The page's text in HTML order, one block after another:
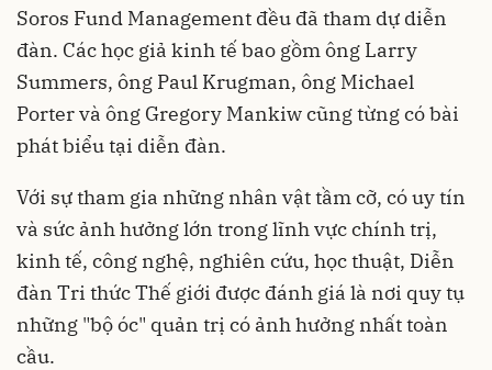
Soros Fund Management đều đã tham dự diễn
đàn. Các học giả kinh tế bao gồm ông Larry
Summers, ông Paul Krugman, ông Michael
Porter và ông Gregory Mankiw cũng từng có bài
phát biểu tại diễn đàn.
Với sự tham gia những nhân vật tầm cỡ, có uy tín
và sức ảnh hưởng lớn trong lĩnh vực chính trị,
kinh tế, công nghệ, nghiên cứu, học thuật, Diễn
đàn Tri thức Thế giới được đánh giá là nơi quy tụ
những "bộ óc" quản trị có ảnh hưởng nhất toàn
cầu.